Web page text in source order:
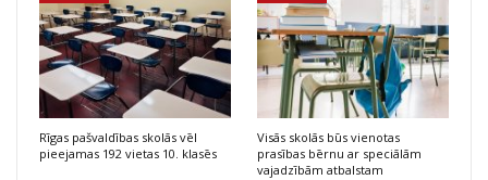
Rīgas pašvaldības skolās vēl
pieejamas 192 vietas 10. klasēs
Visās skolās būs vienotas
prasības bērnu ar speciālām
vajadzībām atbalstam